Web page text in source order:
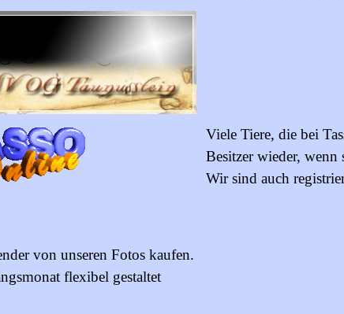
Viele Tiere, die bei
Besitzer wieder, wenn
Wir sind auch
von unseren Fotos kaufen.
flexibel gestaltet